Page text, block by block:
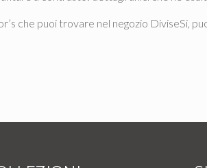
che puoi trovare nel negozio DiviseSi,